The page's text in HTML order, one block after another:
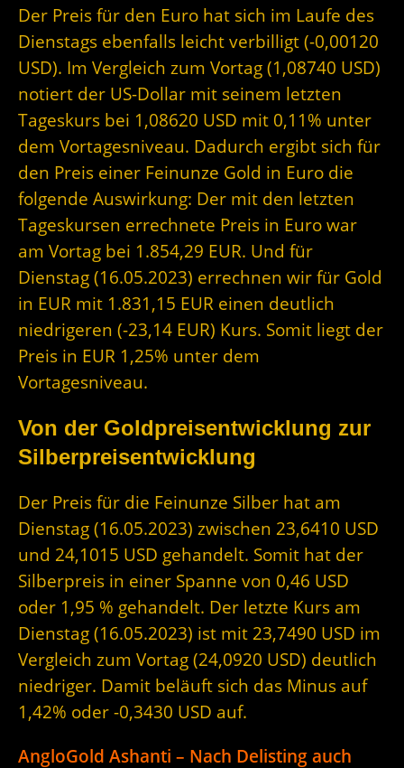
Der Preis für den Euro hat sich im Laufe des
Dienstags ebenfalls leicht verbilligt (-0,00120
USD). Im Vergleich zum Vortag (1,08740 USD)
notiert der US-Dollar mit seinem letzten
Tageskurs bei 1,08620 USD mit 0,11% unter
dem Vortagesniveau. Dadurch ergibt sich für
den Preis einer Feinunze Gold in Euro die
folgende Auswirkung: Der mit den letzten
Tageskursen errechnete Preis in Euro war
am Vortag bei 1.854,29 EUR. Und für
Dienstag (16.05.2023) errechnen wir für Gold
in EUR mit 1.831,15 EUR einen deutlich
niedrigeren (-23,14 EUR) Kurs. Somit liegt der
Preis in EUR 1,25% unter dem
Vortagesniveau.
Von der Goldpreisentwicklung zur
Silberpreisentwicklung
Der Preis für die Feinunze Silber hat am
Dienstag (16.05.2023) zwischen 23,6410 USD
und 24,1015 USD gehandelt. Somit hat der
Silberpreis in einer Spanne von 0,46 USD
oder 1,95 % gehandelt. Der letzte Kurs am
Dienstag (16.05.2023) ist mit 23,7490 USD im
Vergleich zum Vortag (24,0920 USD) deutlich
niedriger. Damit beläuft sich das Minus auf
1,42% oder -0,3430 USD auf.
AngloGold Ashanti – Nach Delisting auch